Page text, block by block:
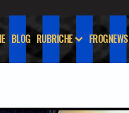
BLOG RUBRICHE FROGNEWS